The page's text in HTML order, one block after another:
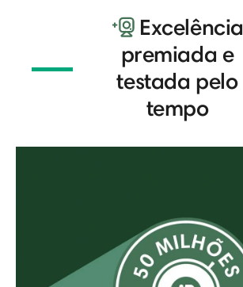
Excelência
premiada e
testada pelo
tempo